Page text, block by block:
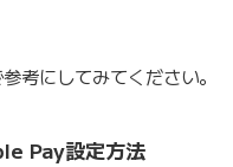
考にしてみてください。
Pay設定方法